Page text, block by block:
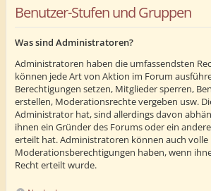
Benutzer-Stufen und Gruppen
Was sind Administratoren?
Administratoren haben die umfassendsten
können jede Art von Aktion im Forum
Berechtigungen setzen, Mitglieder sperren,
erstellen, Moderationsrechte vergeben usw.
Administrator hat, sind allerdings davon
ihnen ein Gründer des Forums oder ein
erteilt hat. Administratoren können auch volle
Moderationsberechtigungen haben, wenn
Recht erteilt wurde.